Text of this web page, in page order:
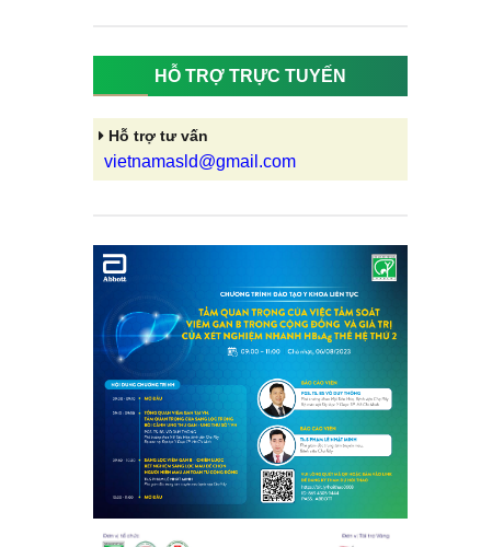
HỖ TRỢ TRỰC TUYẾN
Hỗ trợ tư vấn
vietnamasld@gmail.com